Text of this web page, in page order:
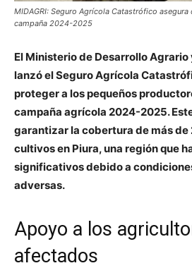
MIDAGRI: Seguro Agrícola Catastrófico asegura
campaña 2024-2025
El Ministerio de Desarrollo Agrario
lanzó el Seguro Agrícola
proteger a los pequeños
campaña agrícola 2024-2025.
garantizar la cobertura de más
cultivos en Piura, una región que
significativos debido a
adversas.
Apoyo a los
afectados